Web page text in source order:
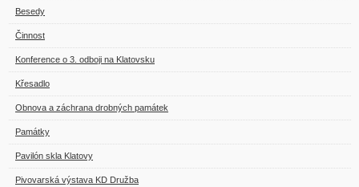
Besedy
Činnost
Konference o 3. odboji na Klatovsku
Křesadlo
Obnova a záchrana drobných památek
Památky
Pavilón skla Klatovy
Pivovarská výstava KD Družba